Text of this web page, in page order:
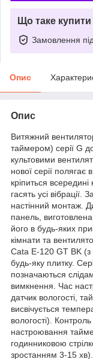
Що таке
Замовлення
Опис
Опис
Витяжний
таймером) серії G
культовими
нової серії
кріпиться
гасять усі
настінний монтаж.
панель,
його в будь-яких
кімнати та
Cata E-120 GT BK (з
будь-яку плитку.
позначаються
вимкнення. Час
датчик вологості,
висвічується
вологості).
настроювання
годинниковою
зростанням 3-15